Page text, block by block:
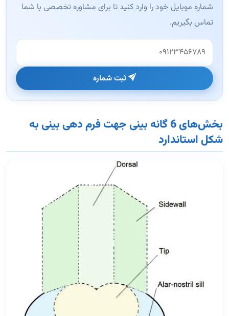
شماره موبایل خود را وارد کنید تا برای مشاوره تخصصی با شما
تماس بگیریم.
وب‌سایت (این فیلد را خالی بگذارید)
ثبت شماره
بخش‌های 6 گانه بینی جهت فرم دهی بینی به
شکل استاندارد